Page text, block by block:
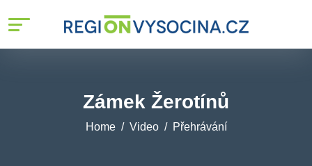
Zámek Žerotínů
Home Video Přehrávání